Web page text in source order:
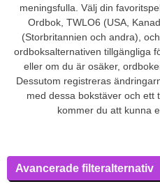
meningsfulla. Välj din
Ordbok, TWLO6 (USA,
(Storbritannien och andra),
ordboksalternativen tillgängliga
eller om du är osäker,
Dessutom registreras
med dessa bokstäver och ett
kommer du att kunna
Avancerade filteralternativ